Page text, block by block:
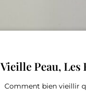
Vieille Peau, Les
Comment bien vieillir